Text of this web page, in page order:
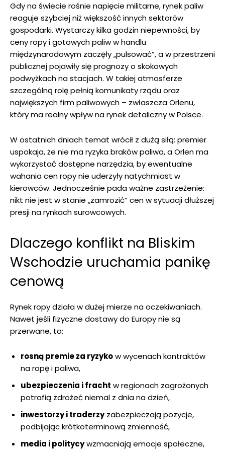
Gdy na świecie rośnie napięcie militarne, rynek paliw
reaguje szybciej niż większość innych sektorów
gospodarki. Wystarczy kilka godzin niepewności, by
ceny ropy i gotowych paliw w handlu
międzynarodowym zaczęły „pulsować”, a w przestrzeni
publicznej pojawiły się prognozy o skokowych
podwyżkach na stacjach. W takiej atmosferze
szczególną rolę pełnią komunikaty rządu oraz
największych firm paliwowych – zwłaszcza Orlenu,
który ma realny wpływ na rynek detaliczny w Polsce.
W ostatnich dniach temat wrócił z dużą siłą: premier
uspokaja, że nie ma ryzyka braków paliwa, a Orlen ma
wykorzystać dostępne narzędzia, by ewentualne
wahania cen ropy nie uderzyły natychmiast w
kierowców. Jednocześnie pada ważne zastrzeżenie:
nikt nie jest w stanie „zamrozić” cen w sytuacji dłuższej
presji na rynkach surowcowych.
Dlaczego konflikt na Bliskim
Wschodzie uruchamia panikę
cenową
Rynek ropy działa w dużej mierze na oczekiwaniach.
Nawet jeśli fizyczne dostawy do Europy nie są
przerwane, to:
rosną premie za ryzykow wycenach kontraktów
na ropę i paliwa,
ubezpieczenia i fracht w regionach zagrożonych
potrafią zdrożeć niemal z dnia na dzień,
inwestorzy i traderzyzabezpieczają pozycje,
podbijając krótkoterminową zmienność,
media i politycywzmacniają emocje społeczne,